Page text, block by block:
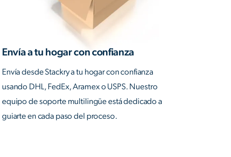
Envía a tu hogar con confianza
Envía desde Stackry a tu hogar con confianza
usando DHL, FedEx, Aramex o USPS. Nuestro
equipo de soporte multilingüe está dedicado a
guiarte en cada paso del proceso.